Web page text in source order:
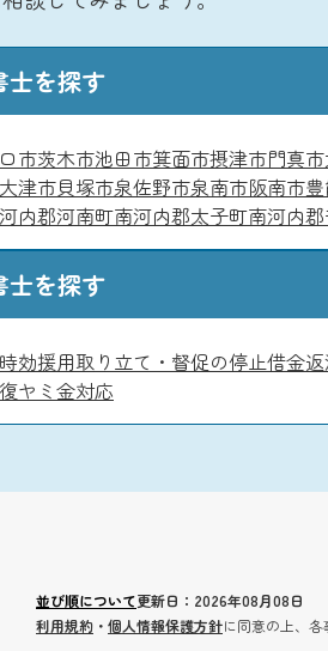
士を探す
市茨木市池田市箕面市摂津市門真市
津市貝塚市泉佐野市泉南市阪南市
内郡河南町南河内郡太子町南河内
士を探す
時効援用取り立て・督促の停止借金
ヤミ金対応
並び順について更新日：2026年08月08日
利用規約 ・ 個人情報保護方針に同意の上、各